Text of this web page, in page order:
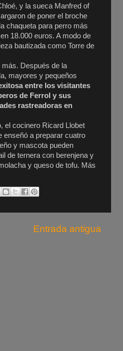
y la sueca Manfred of
de poner el broche
chaqueta para perro más
18.000 euros. A modo de
bautizada como Torre de
más. Después de la
mayores y pequeños
entre los visitantes
de Ferrol y sus
rastreadoras en
el cocinero Ricard Llobet
enseñó a preparar cuatro
y mascota pueden
de ternera con berenjena y
y queso de tofu. Más
Entrada antigua